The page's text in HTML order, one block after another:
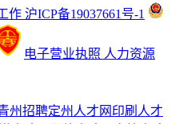
作 沪ICP备19037661号-1
电子营业执照 人力资源
州招聘定州人才网 印刷人才